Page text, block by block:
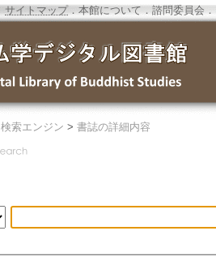
サイトマップ．本館について ． 諮問委員会 ．
検索エンジン > 書誌の詳細内容